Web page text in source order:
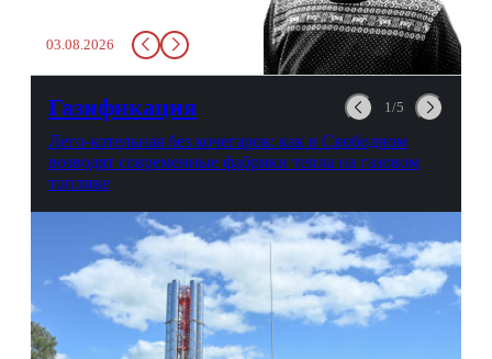
стажем о жизни, смерти
душе и духе. Откровенно о
03.08.2026
Газификация 1/5
Лего-котельная без кочегаров: как в Свободном
возводят современные фабрики тепла на газовом
топливе